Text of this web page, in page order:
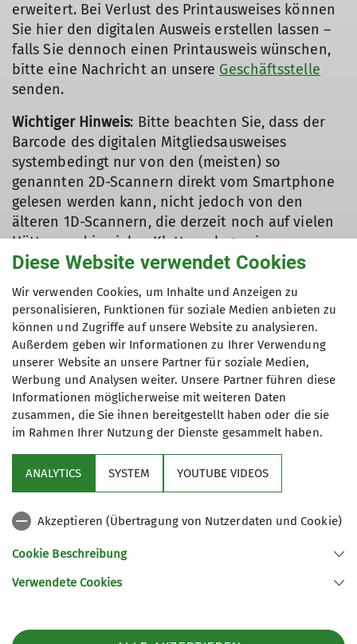
erweitert. Bei Verlust des Printausweises können
Sie hier den digitalen Ausweis erstellen lassen –
falls Sie dennoch einen Printausweis wünschen,
bitte eine Nachricht an unsere Geschäftsstelle
senden.
Wichtiger Hinweis: Bitte beachten Sie, dass der
Barcode des digitalen Mitgliedsausweises
systembedingt nur von den (meisten) so
genannten 2D-Scannern direkt vom Smartphone
gelesen werden kann, nicht jedoch von den
älteren 1D-Scannern, die derzeit noch auf vielen
Hütten und in vielen Kletteranlagen in
Verwendung sind. In diesen Fällen muss die
Service
Gruppen
82323 Tutzing
Diese Website verwendet Cookies
Wir verwenden Cookies, um Inhalte und Anzeigen zu
personalisieren, Funktionen für soziale Medien anbieten zu
können und Zugriffe auf unsere Website zu analysieren.
Außerdem geben wir Informationen zu Ihrer Verwendung
unserer Website an unsere Partner für soziale Medien,
Werbung und Analysen weiter. Unsere Partner führen diese
Informationen möglicherweise mit weiteren Daten
zusammen, die Sie ihnen bereitgestellt haben oder die sie
im Rahmen Ihrer Nutzung der Dienste gesammelt haben.
ANALYTICS SYSTEM YOUTUBE VIDEOS
Akzeptieren (Übertragung von Nutzerdaten und Cookie)
Cookie Beschreibung
Verwendete Cookies